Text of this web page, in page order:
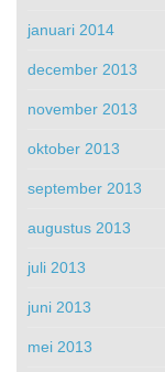
januari 2014
december 2013
november 2013
oktober 2013
september 2013
augustus 2013
juli 2013
juni 2013
mei 2013